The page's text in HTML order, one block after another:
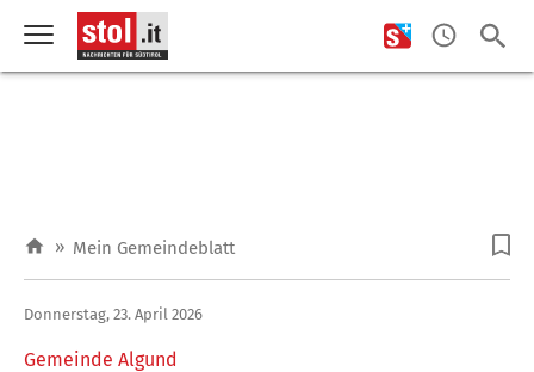
» Mein Gemeindeblatt
Gemeinde Algund
Donnerstag, 23. April 2026